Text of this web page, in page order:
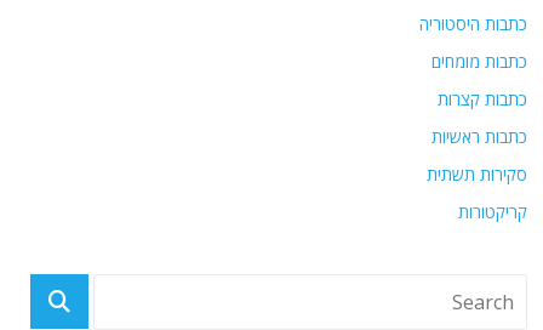
כתבות היסטוריה
כתבות מומחים
כתבות קצרות
כתבות ראשיות
סקירות תשתית
קריקטורות